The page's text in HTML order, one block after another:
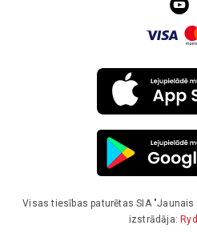
Visas tiesības paturētas SIA
izstrādāja: